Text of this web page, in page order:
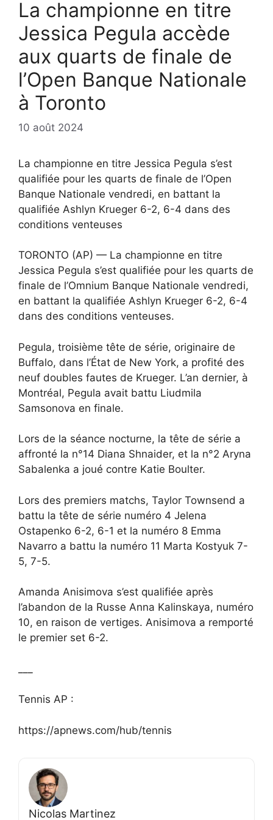
La championne en titre
Jessica Pegula accède
aux quarts de finale de
l’Open Banque Nationale
à Toronto
10 août 2024
La championne en titre Jessica Pegula s’est
qualifiée pour les quarts de finale de l’Open
Banque Nationale vendredi, en battant la
qualifiée Ashlyn Krueger 6-2, 6-4 dans des
conditions venteuses
TORONTO (AP) — La championne en titre
Jessica Pegula s’est qualifiée pour les quarts de
finale de l’Omnium Banque Nationale vendredi,
en battant la qualifiée Ashlyn Krueger 6-2, 6-4
dans des conditions venteuses.
Pegula, troisième tête de série, originaire de
Buffalo, dans l’État de New York, a profité des
neuf doubles fautes de Krueger. L’an dernier, à
Montréal, Pegula avait battu Liudmila
Samsonova en finale.
Lors de la séance nocturne, la tête de série a
affronté la n°14 Diana Shnaider, et la n°2 Aryna
Sabalenka a joué contre Katie Boulter.
Lors des premiers matchs, Taylor Townsend a
battu la tête de série numéro 4 Jelena
Ostapenko 6-2, 6-1 et la numéro 8 Emma
Navarro a battu la numéro 11 Marta Kostyuk 7-
5, 7-5.
Amanda Anisimova s’est qualifiée après
l’abandon de la Russe Anna Kalinskaya, numéro
10, en raison de vertiges. Anisimova a remporté
le premier set 6-2.
Tennis AP :
https://apnews.com/hub/tennis
Nicolas Martinez